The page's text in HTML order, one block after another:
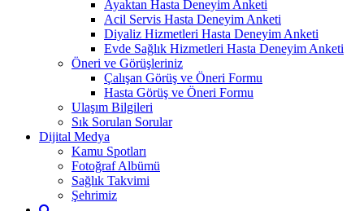
Ayaktan Hasta Deneyim Anketi
Acil Servis Hasta Deneyim Anketi
Diyaliz Hizmetleri Hasta Deneyim Anketi
Evde Sağlık Hizmetleri Hasta Deneyim Anketi
Öneri ve Görüşleriniz
Çalışan Görüş ve Öneri Formu
Hasta Görüş ve Öneri Formu
Ulaşım Bilgileri
Sık Sorulan Sorular
Dijital Medya
Kamu Spotları
Fotoğraf Albümü
Sağlık Takvimi
Şehrimiz